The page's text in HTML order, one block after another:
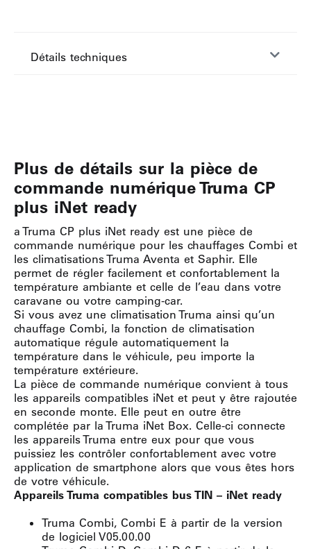
Détails techniques
Plus de détails sur la pièce de
commande numérique Truma CP
plus iNet ready
a Truma CP plus iNet ready est une pièce de
commande numérique pour les chauffages Combi et
les climatisations Truma Aventa et Saphir. Elle
permet de régler facilement et confortablement la
température ambiante et celle de l’eau dans votre
caravane ou votre camping-car.
Si vous avez une climatisation Truma ainsi qu’un
chauffage Combi, la fonction de climatisation
automatique régule automatiquement la
température dans le véhicule, peu importe la
température extérieure.
La pièce de commande numérique convient à tous
les appareils compatibles iNet et peut y être rajoutée
en seconde monte. Elle peut en outre être
complétée par la Truma iNet Box. Celle-ci connecte
les appareils Truma entre eux pour que vous
puissiez les contrôler confortablement avec votre
application de smartphone alors que vous êtes hors
de votre véhicule.
Appareils Truma compatibles bus TIN – iNet ready
Truma Combi, Combi E à partir de la version
de logiciel V05.00.00